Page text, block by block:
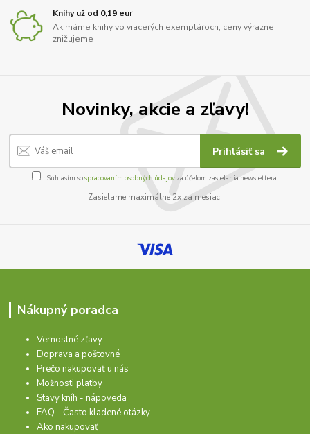
Knihy už od 0,19 eur
Ak máme knihy vo viacerých exemplároch, ceny výrazne
znižujeme
Novinky, akcie a zľavy!
Prihlásiť sa
Súhlasím sospracovaním osobných údajov za účelom zasielania newslettera.
Zasielame maximálne 2x za mesiac.
Nákupný poradca
Vernostné zľavy
Doprava a poštovné
Prečo nakupovať u nás
Možnosti platby
Stavy kníh - nápoveda
FAQ - Často kladené otázky
Ako nakupovať